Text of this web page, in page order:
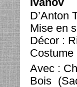
D’Anton
Mise en
Décor :
Costume
Avec :
Bois